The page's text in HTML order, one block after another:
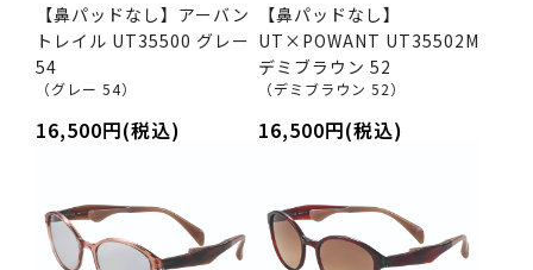
【鼻パッドなし】アーバン
トレイル UT35500 グレー
54
（グレー 54）
16,500円(税込)
【鼻パッドなし】
UT×POWANT UT35502M
デミブラウン 52
（デミブラウン 52）
16,500円(税込)